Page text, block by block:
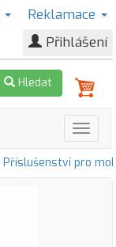
Reklamace
Přihlášení
Hledat
Příslušenství pro